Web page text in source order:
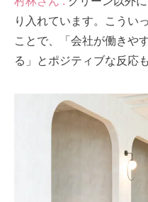
り入れています。こうい
ことで、「会社が働きや
る」とポジティブな反応